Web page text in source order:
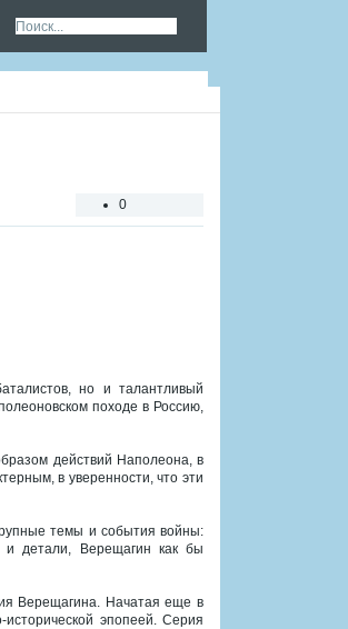
0
но и талантливый
походе в Россию,
действий Наполеона, в
в уверенности, что эти
темы и события войны:
детали, Верещагин как бы
Верещагина. Начатая еще в
эпопеей. Серия